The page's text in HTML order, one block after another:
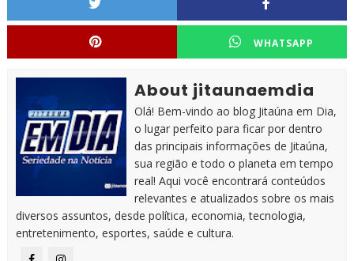
WHATSAPP
About jitaunaemdia
Olá! Bem-vindo ao blog Jitaúna em Dia,
o lugar perfeito para ficar por dentro
das principais informações de Jitaúna,
sua região e todo o planeta em tempo
real! Aqui você encontrará conteúdos
relevantes e atualizados sobre os mais
diversos assuntos, desde política, economia, tecnologia,
entretenimento, esportes, saúde e cultura.